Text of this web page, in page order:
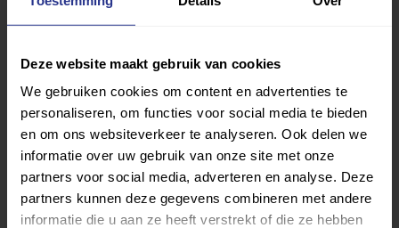
Deze website maakt gebruik van cookies
We gebruiken cookies om content en advertenties te
personaliseren, om functies voor social media te bieden
en om ons websiteverkeer te analyseren. Ook delen we
informatie over uw gebruik van onze site met onze
partners voor social media, adverteren en analyse. Deze
partners kunnen deze gegevens combineren met andere
informatie die u aan ze heeft verstrekt of die ze hebben
Verder lezen over
Ervaringen Gezondheid Inspiratie